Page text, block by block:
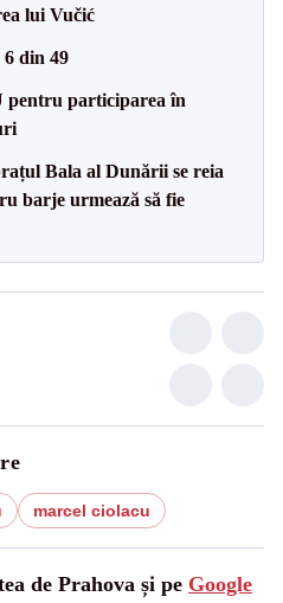
lui Vučić
din 49
pentru participarea în
Bala al Dunării se reia
barje urmează să fie
marcel ciolacu
de Prahova și pe Google